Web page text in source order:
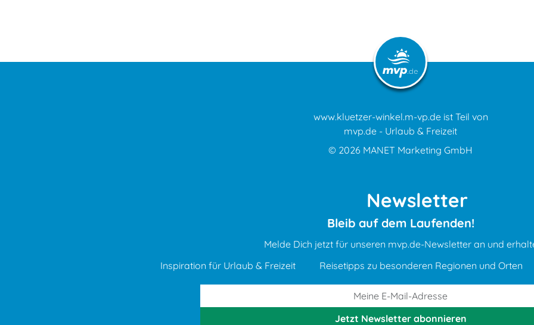
www.kluetzer-winkel.m-vp.de ist Teil von
mvp.de - Urlaub & Freizeit
© 2026 MANET Marketing GmbH
Newsletter
Bleib auf dem Laufenden!
Melde Dich jetzt für unseren mvp.de-Newsletter an und
Inspiration für Urlaub & Freizeit
Reisetipps zu besonderen Regionen und Orten
Jetzt Newsletterabonnieren